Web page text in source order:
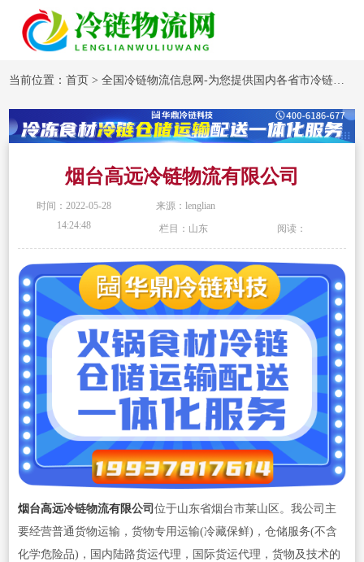
当前位置：首页 >全国冷链物流信息网-为您提供国内各省市冷链物流企业信息
烟台高远冷链物流有限公司
时间：2022-05-28
14:24:48
来源：lenglian
栏目：山东 阅读：
烟台高远冷链物流有限公司 位于山东省烟台市莱山区。我公司主
要经营普通货物运输，货物专用运输(冷藏保鲜)，仓储服务(不含
化学危险品)，国内陆路货运代理，国际货运代理，货物及技术的